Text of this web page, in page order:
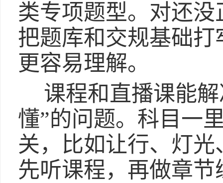
类专项题型。对还
把题库和交规基础
更容易理解。
课程和直播课能
懂”的问题。科目一
关，比如让行、灯
先听课程，再做章